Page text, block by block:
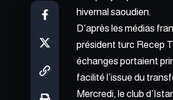
hivernal saoudien.
D’après les médias
président turc Recep
échanges portaient
facilité l’issue du
Mercredi, le club